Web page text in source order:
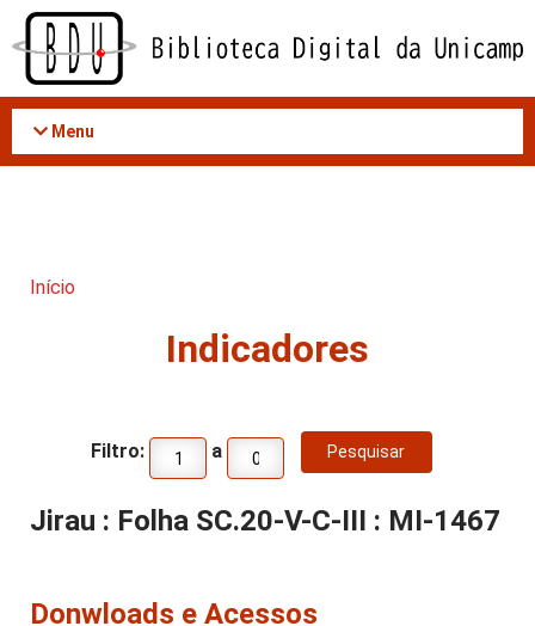
Acessar
conteúdo
Menu
Início
Indicadores
Filtro: a
Jirau : Folha SC.20-V-C-III : MI-1467
Donwloads e Acessos